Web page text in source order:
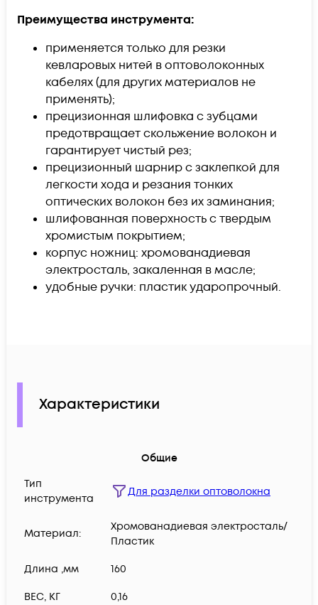
Преимущества инструмента:
применяется только для резки
кевларовых нитей в оптоволоконных
кабелях (для других материалов не
применять);
прецизионная шлифовка с зубцами
предотвращает скольжение волокон и
гарантирует чистый рез;
прецизионный шарнир с заклепкой для
легкости хода и резания тонких
оптических волокон без их заминания;
шлифованная поверхность с твердым
хромистым покрытием;
корпус ножниц: хромованадиевая
электросталь, закаленная в масле;
удобные ручки: пластик ударопрочный.
Характеристики
Общие
Тип
инструмента
Для разделки оптоволокна
Материал:
Хромованадиевая электросталь/
Пластик
Длина ,мм 160
ВЕС, КГ 0,16